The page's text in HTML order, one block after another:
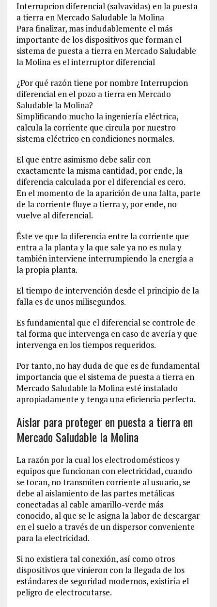
Interrupcion diferencial (salvavidas) en la puesta
a tierra en Mercado Saludable la Molina
Para finalizar, mas indudablemente el más
importante de los dispositivos que forman el
sistema de puesta a tierra en Mercado Saludable
la Molina es el interruptor diferencial
¿Por qué razón tiene por nombre Interrupcion
diferencial en el pozo a tierra en Mercado
Saludable la Molina?
Simplificando mucho la ingeniería eléctrica,
calcula la corriente que circula por nuestro
sistema eléctrico en condiciones normales.
El que entre asimismo debe salir con
exactamente la misma cantidad, por ende, la
diferencia calculada por el diferencial es cero.
En el momento de la aparición de una falta, parte
de la corriente fluye a tierra y, por ende, no
vuelve al diferencial.
Éste ve que la diferencia entre la corriente que
entra a la planta y la que sale ya no es nula y
también interviene interrumpiendo la energía a
la propia planta.
El tiempo de intervención desde el principio de la
falla es de unos milisegundos.
Es fundamental que el diferencial se controle de
tal forma que intervenga en caso de avería y que
intervenga en los tiempos requeridos.
Por tanto, no hay duda de que es de fundamental
importancia que el sistema de puesta a tierra en
Mercado Saludable la Molina esté instalado
apropiadamente y tenga una eficiencia perfecta.
Aislar para proteger en puesta a tierra en
Mercado Saludable la Molina
La razón por la cual los electrodomésticos y
equipos que funcionan con electricidad, cuando
se tocan, no transmiten corriente al usuario, se
debe al aislamiento de las partes metálicas
conectadas al cable amarillo-verde más
conocido, al que se le asigna la labor de descargar
en el suelo a través de un dispersor conveniente
para la electricidad.
Si no existiera tal conexión, así como otros
dispositivos que vinieron con la llegada de los
estándares de seguridad modernos, existiría el
peligro de electrocutarse.